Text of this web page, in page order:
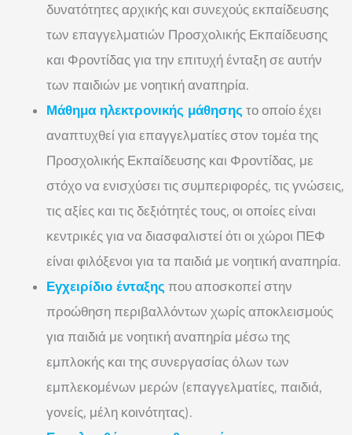
δυνατότητες αρχικής και συνεχούς εκπαίδευσης
των επαγγελματιών Προσχολικής Εκπαίδευσης
και Φροντίδας για την επιτυχή ένταξη σε αυτήν
των παιδιών με νοητική αναπηρία.
Μάθημα ηλεκτρονικής μάθησης το οποίο έχει
αναπτυχθεί για επαγγελματίες στον τομέα της
Προσχολικής Εκπαίδευσης και Φροντίδας, με
στόχο να ενισχύσει τις συμπεριφορές, τις γνώσεις,
τις αξίες και τις δεξιότητές τους, οι οποίες είναι
κεντρικές για να διασφαλιστεί ότι οι χώροι ΠΕΦ
είναι φιλόξενοι για τα παιδιά με νοητική αναπηρία.
Εγχειρίδιο ένταξης που αποσκοπεί στην
προώθηση περιβαλλόντων χωρίς αποκλεισμούς
για παιδιά με νοητική αναπηρία μέσω της
εμπλοκής και της συνεργασίας όλων των
εμπλεκομένων μερών (επαγγελματίες, παιδιά,
γονείς, μέλη κοινότητας).